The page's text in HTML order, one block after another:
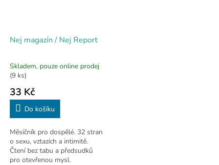
Nej magazín / Nej Report
Průměrné
hodnocení
produktu
je
3,0
z
5
hvězdiček.
Skladem, pouze online prodej
(9 ks)
33 Kč
Do košíku
Měsíčník pro dospělé. 32 stran
o sexu, vztazích a intimitě.
Čtení bez tabu a předsudků
pro otevřenou mysl.